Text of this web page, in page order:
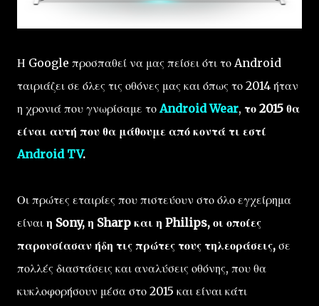
Η Google προσπαθεί να μας πείσει ότι το Android
ταιριάζει σε όλες τις οθόνες μας και όπως το 2014 ήταν
η χρονιά που γνωρίσαμε τοAndroid Wear, το 2015 θα
είναι αυτή που θα μάθουμε από κοντά τι εστί
Android TV.
Οι πρώτες εταιρίες που πιστεύουν στο όλο εγχείρημα
είναι η Sony, η Sharp και η Philips, οι οποίες
παρουσίασαν ήδη τις πρώτες τους τηλεοράσεις, σε
πολλές διαστάσεις και αναλύσεις οθόνης, που θα
κυκλοφορήσουν μέσα στο 2015 και είναι κάτι